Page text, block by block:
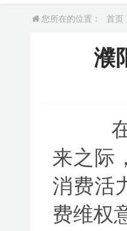
您所在的位置： 首页
濮
在
来之际
消费活
费维权